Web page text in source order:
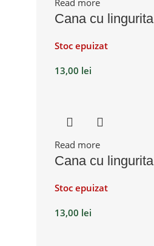
Cana cu
Stoc epuizat
13,00 lei
Read more
Cana cu
Stoc epuizat
13,00 lei